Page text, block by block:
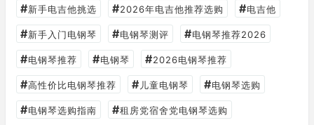
#新手电吉他挑选 #2026年电吉他推荐选购 #电吉他
#新手入门电钢琴 #电钢琴测评 #电钢琴推荐2026
#电钢琴推荐 #电钢琴 #2026电钢琴推荐
#高性价比电钢琴推荐 # 儿童电钢琴 #电钢琴选购
#电钢琴选购指南 #租房党宿舍党电钢琴选购